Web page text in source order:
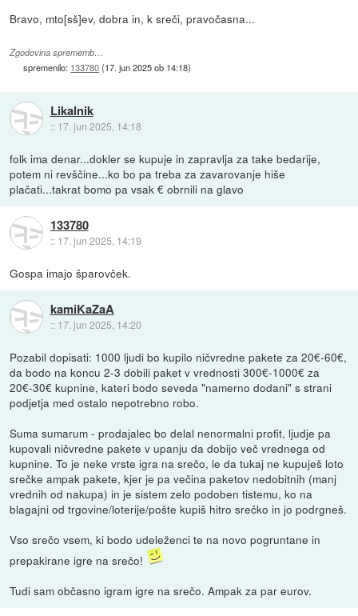
Bravo, mto[sš]ev, dobra in, k sreči, pravočasna...
Zgodovina sprememb…
spremenilo: 133780(17. jun 2025 ob 14:18)
Likalnik
:: 17. jun 2025, 14:18
folk ima denar...dokler se kupuje in zapravlja za take bedarije,
potem ni revščine...ko bo pa treba za zavarovanje hiše
plačati...takrat bomo pa vsak € obrnili na glavo
133780
:: 17. jun 2025, 14:19
Gospa imajo šparovček.
kamiKaZaA
:: 17. jun 2025, 14:20
Pozabil dopisati: 1000 ljudi bo kupilo ničvredne pakete za 20€-60€,
da bodo na koncu 2-3 dobili paket v vrednosti 300€-1000€ za
20€-30€ kupnine, kateri bodo seveda "namerno dodani" s strani
podjetja med ostalo nepotrebno robo.
Suma sumarum - prodajalec bo delal nenormalni profit, ljudje pa
kupovali ničvredne pakete v upanju da dobijo več vrednega od
kupnine. To je neke vrste igra na srečo, le da tukaj ne kupuješ loto
srečke ampak pakete, kjer je pa večina paketov nedobitnih (manj
vrednih od nakupa) in je sistem zelo podoben tistemu, ko na
blagajni od trgovine/loterije/pošte kupiš hitro srečko in jo podrgneš.
Vso srečo vsem, ki bodo udeleženci te na novo pogruntane in
prepakirane igre na srečo!
Tudi sam občasno igram igre na srečo. Ampak za par eurov.